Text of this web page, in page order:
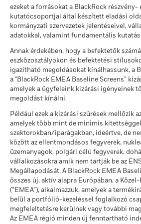
Összhozam, %
End of interactive chart.
Ebben az időszakban a teljesítmény olyan
*2022. dec. 15. napon az Alap
befektetési célját és politikáját.
Összhozam,
% GBP
1,0 -1,3
Megszorítás
Benchmark
1 (%) USD
2,1 2,6
A teljesítmény a folyó költségek
számításokban az esetleges jegyzési /
szerepelnek.
Kedvezőtlen
Ezt az összeget
Éves átlagos hozam
Mérsékelt
Ezt az összeget
Éves átlagos hozam
Kedvező
Ezt az összeget
A stresszforgatókönyv bemutatja, hogy
körülmények esetén mekkora összeget
MSCI ESG Alapminősítés
(AAA–CCC)
ekkor: 2026. júl. 17.
MSCI ESG minőségi
pontszám (0–10)
ekkor: 2026. júl. 17.
Lipper globális alapbesorolás
MSCI súlyozott átlagos
szénintenzitás (Tons
CO2E/$M SALES)
ekkor: 2026. júl. 17.
MSCI ESG % lefedettség
ekkor: 2026. júl. 17.
MSCI ESG minőségi
pontszám -
Versenytársszázalék
ekkor: 2026. júl. 17.
ekkor: 2026. jún. 30.
MSCI - Az ENSZ Globális
Megállapodásának elveinek
ekkor: 2026. jún. 30.
MSCI - Termikus szén
ekkor: 2026. jún. 30.
MSCI - Szurokföldek
ekkor: 2026. jún. 30.
Üzleti részvételi lefedettség
ekkor: 2026. jún. 30.
Nem lefedett Alap
százalékos aránya
ekkor: 2026. jún. 30.
A fenti, termikus szénre és olajhomokra
ezeket a forrásokat a BlackRock
kutatócsoportjai által készített eladási
kormányzati szervezetek jelentéseivel,
adatokkal, valamint fundamentális
Annak érdekében, hogy a befektetők
eszközosztályokon és befektetési
igazítható megoldásokat kínálhassunk, a
a "BlackRock EMEA Baseline Screens”
amelyek a ügyfeleink kizárási igényeinek
megoldást kínálni.
Például ezek a kizárási szűrések mellőzik
amelyek több mint de minimis kitettséggel
szektorokban/iparágakban, ideértve, de
között az ellentmondásos fegyverek,
üzemanyagok, polgári célú fegyverek,
vállalkozásokra amik nem tartják be az
Megállapodását. A BlackRock EMEA
összes új, aktív alapra Európában, a
(“EMEA”), alkalmazzuk, amelyek a
belül a portfólió-kezeléssel foglalkozó
megfeleltetésre kerülnek vagy további
Az EMEA régió minden új fenntartható